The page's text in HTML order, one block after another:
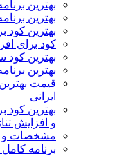
بهترین
بهترین
بهترین
کود برای
بهترین
بهترین
ایرانی
و افزایش
مشخصات و
برنامه کامل